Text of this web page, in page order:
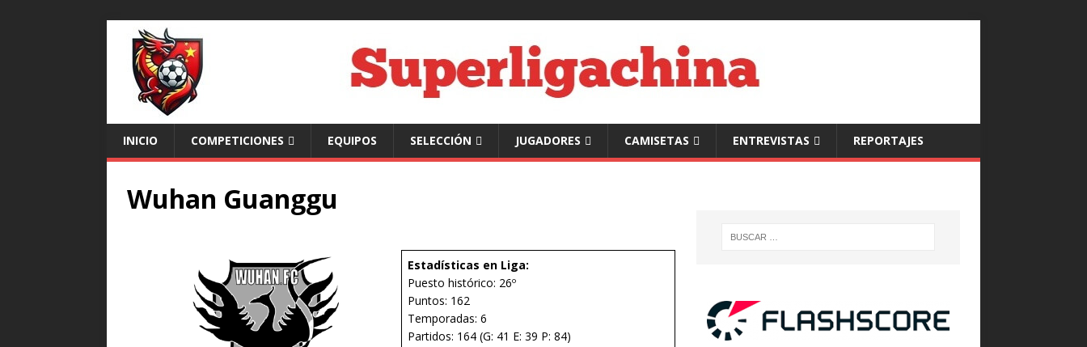
INICIO COMPETICIONES EQUIPOS SELECCIÓN JUGADORES CAMISETAS ENTREVISTAS REPORTAJES
Wuhan Guanggu
Estadísticas en Liga:
Puesto histórico: 26º
Puntos: 162
Temporadas: 6
Partidos: 164 (G: 41 E: 39 P: 84)